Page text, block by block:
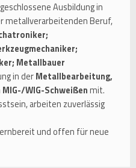
Ausbildung in
metallverarbeitenden Beruf,
Metallbauer
in derMetallbearbeitung,
MIG-/WIG-Schweißenmit.
arbeiten zuverlässig
und offen für neue